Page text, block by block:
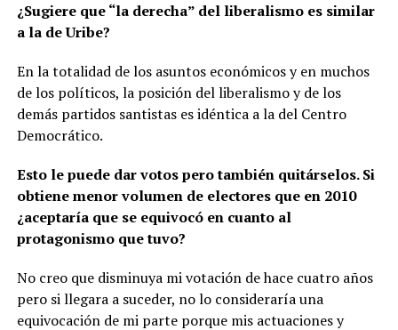
¿Sugiere que “la derecha” del liberalismo es similar
a la de Uribe?
En la totalidad de los asuntos económicos y en muchos
de los políticos, la posición del liberalismo y de los
demás partidos santistas es idéntica a la del Centro
Democrático.
Esto le puede dar votos pero también quitárselos. Si
obtiene menor volumen de electores que en 2010
¿aceptaría que se equivocó en cuanto al
protagonismo que tuvo?
No creo que disminuya mi votación de hace cuatro años
pero si llegara a suceder, no lo consideraría una
equivocación de mi parte porque mis actuaciones y